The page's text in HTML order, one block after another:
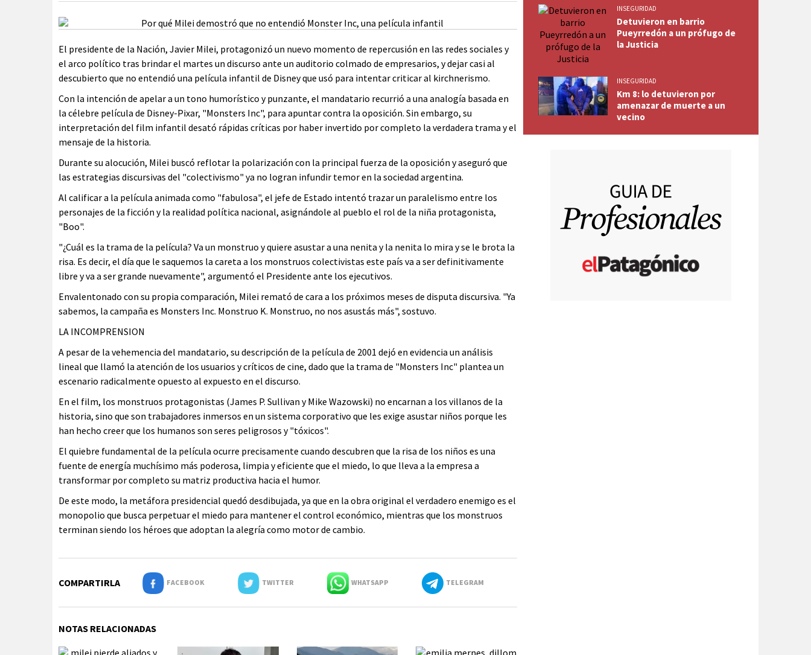
El presidente de la Nación, Javier Milei, protagonizó un nuevo momento de repercusión en las redes sociales y
el arco político tras brindar el martes un discurso ante un auditorio colmado de empresarios, y dejar casi al
descubierto que no entendió una película infantil de Disney que usó para intentar criticar al kirchnerismo.
Con la intención de apelar a un tono humorístico y punzante, el mandatario recurrió a una analogía basada en
la célebre película de Disney-Pixar, "Monsters Inc", para apuntar contra la oposición. Sin embargo, su
interpretación del film infantil desató rápidas críticas por haber invertido por completo la verdadera trama y el
mensaje de la historia.
Durante su alocución, Milei buscó reflotar la polarización con la principal fuerza de la oposición y aseguró que
las estrategias discursivas del "colectivismo" ya no logran infundir temor en la sociedad argentina.
Al calificar a la película animada como "fabulosa", el jefe de Estado intentó trazar un paralelismo entre los
personajes de la ficción y la realidad política nacional, asignándole al pueblo el rol de la niña protagonista,
"Boo".
"¿Cuál es la trama de la película? Va un monstruo y quiere asustar a una nenita y la nenita lo mira y se le brota la
risa. Es decir, el día que le saquemos la careta a los monstruos colectivistas este país va a ser definitivamente
libre y va a ser grande nuevamente", argumentó el Presidente ante los ejecutivos.
Envalentonado con su propia comparación, Milei remató de cara a los próximos meses de disputa discursiva. "Ya
sabemos, la campaña es Monsters Inc. Monstruo K. Monstruo, no nos asustás más", sostuvo.
LA INCOMPRENSION
A pesar de la vehemencia del mandatario, su descripción de la película de 2001 dejó en evidencia un análisis
lineal que llamó la atención de los usuarios y críticos de cine, dado que la trama de "Monsters Inc" plantea un
escenario radicalmente opuesto al expuesto en el discurso.
En el film, los monstruos protagonistas (James P. Sullivan y Mike Wazowski) no encarnan a los villanos de la
historia, sino que son trabajadores inmersos en un sistema corporativo que les exige asustar niños porque les
han hecho creer que los humanos son seres peligrosos y "tóxicos".
El quiebre fundamental de la película ocurre precisamente cuando descubren que la risa de los niños es una
fuente de energía muchísimo más poderosa, limpia y eficiente que el miedo, lo que lleva a la empresa a
transformar por completo su matriz productiva hacia el humor.
De este modo, la metáfora presidencial quedó desdibujada, ya que en la obra original el verdadero enemigo es el
monopolio que busca perpetuar el miedo para mantener el control económico, mientras que los monstruos
terminan siendo los héroes que adoptan la alegría como motor de cambio.
COMPARTIRLA FACEBOOK TWITTER WHATSAPP TELEGRAM
NOTAS RELACIONADAS
INSEGURIDAD
Detuvieron en barrio
Pueyrredón a un prófugo de
la Justicia
INSEGURIDAD
Km 8: lo detuvieron por
amenazar de muerte a un
vecino